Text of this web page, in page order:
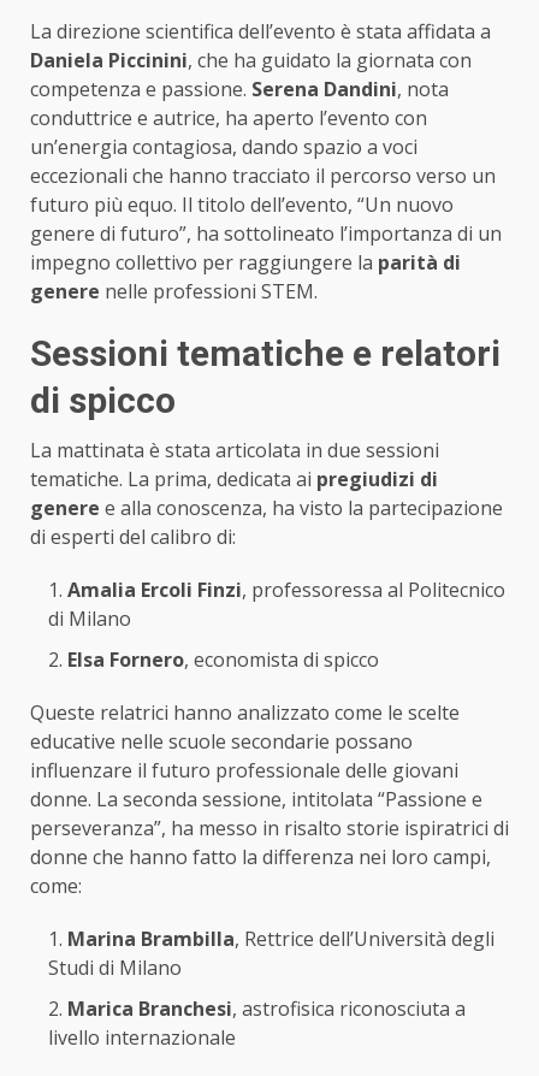
La direzione scientifica dell’evento è stata affidata a
Daniela Piccinini, che ha guidato la giornata con
competenza e passione. Serena Dandini, nota
conduttrice e autrice, ha aperto l’evento con
un’energia contagiosa, dando spazio a voci
eccezionali che hanno tracciato il percorso verso un
futuro più equo. Il titolo dell’evento, “Un nuovo
genere di futuro”, ha sottolineato l’importanza di un
impegno collettivo per raggiungere la parità di
genere nelle professioni STEM.
Sessioni tematiche e relatori
di spicco
La mattinata è stata articolata in due sessioni
tematiche. La prima, dedicata ai pregiudizi di
genere e alla conoscenza, ha visto la partecipazione
di esperti del calibro di:
Amalia Ercoli Finzi, professoressa al Politecnico
di Milano
Elsa Fornero, economista di spicco
Queste relatrici hanno analizzato come le scelte
educative nelle scuole secondarie possano
influenzare il futuro professionale delle giovani
donne. La seconda sessione, intitolata “Passione e
perseveranza”, ha messo in risalto storie ispiratrici di
donne che hanno fatto la differenza nei loro campi,
come:
Marina Brambilla, Rettrice dell’Università degli
Studi di Milano
Marica Branchesi, astrofisica riconosciuta a
livello internazionale